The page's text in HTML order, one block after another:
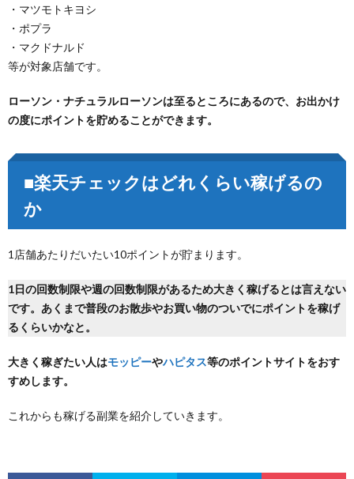
・マツモトキヨシ
・ポプラ
・マクドナルド
等が対象店舗です。
ローソン・ナチュラルローソンは至るところにあるので、お出かけ
の度にポイントを貯めることができます。
■楽天チェックはどれくらい稼げるの
か
1店舗あたりだいたい10ポイントが貯まります。
1日の回数制限や週の回数制限があるため大きく稼げるとは言えない
です。あくまで普段のお散歩やお買い物のついでにポイントを稼げ
るくらいかなと。
大きく稼ぎたい人はモッピーやハピタス等のポイントサイトをおす
すめします。
これからも稼げる副業を紹介していきます。